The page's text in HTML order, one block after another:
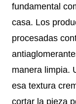
fundamental
casa. Los
procesadas
manera limpia.
esa textura
cortar la pieza